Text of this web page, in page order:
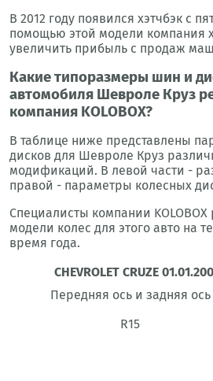
В 2012 году появился хэтчбэк с
помощью этой модели компания
увеличить прибыль с продаж
Какие типоразмеры шин и
автомобиля Шевроле Круз
компания KOLOBOX?
В таблице ниже представлены
дисков для Шевроле Круз
модификаций. В левой части -
правой - параметры колесных
Специалисты компании
модели колес для этого авто на
время года.
CHEVROLET CRUZE
Передняя ось и задняя ось
R15